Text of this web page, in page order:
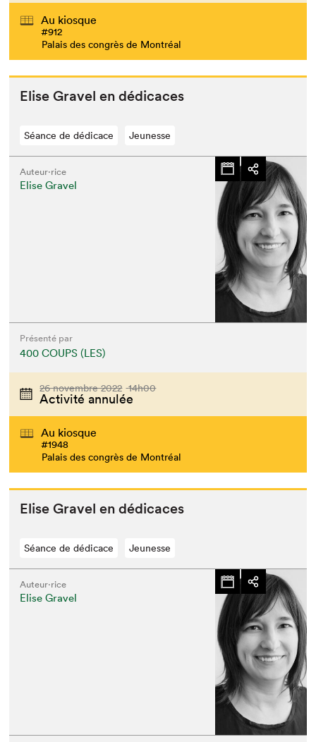
Au kiosque
#912
Palais des congrès de Montréal
Elise Grav­el en dédicaces
Séance de dédicace Jeunesse
Auteur·rice
Elise Gravel
Présenté par
400 COUPS (LES)
26 novembre 2022 14h00
Activité annulée
Au kiosque
#1948
Palais des congrès de Montréal
Elise Grav­el en dédicaces
Séance de dédicace Jeunesse
Auteur·rice
Elise Gravel